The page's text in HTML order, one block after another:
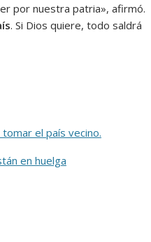
por nuestra patria», afirmó.
. Si Dios quiere, todo saldrá
el país vecino.
en huelga